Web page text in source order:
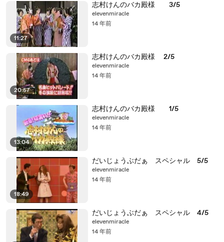
11:27
志村けんのバカ殿様 3/5
elevenmiracle
14 年前
20:57
志村けんのバカ殿様 2/5
elevenmiracle
14 年前
13:04
志村けんのバカ殿様 1/5
elevenmiracle
14 年前
18:49
だいじょうぶだぁ スペシャル 5/5
elevenmiracle
14 年前
だいじょうぶだぁ スペシャル 4/5
elevenmiracle
14 年前